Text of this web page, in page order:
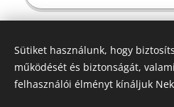
L17 - 1 SZOBA +
Sütiket használunk, hogy
működését és biztonságát,
felhasználói élményt kínáljuk